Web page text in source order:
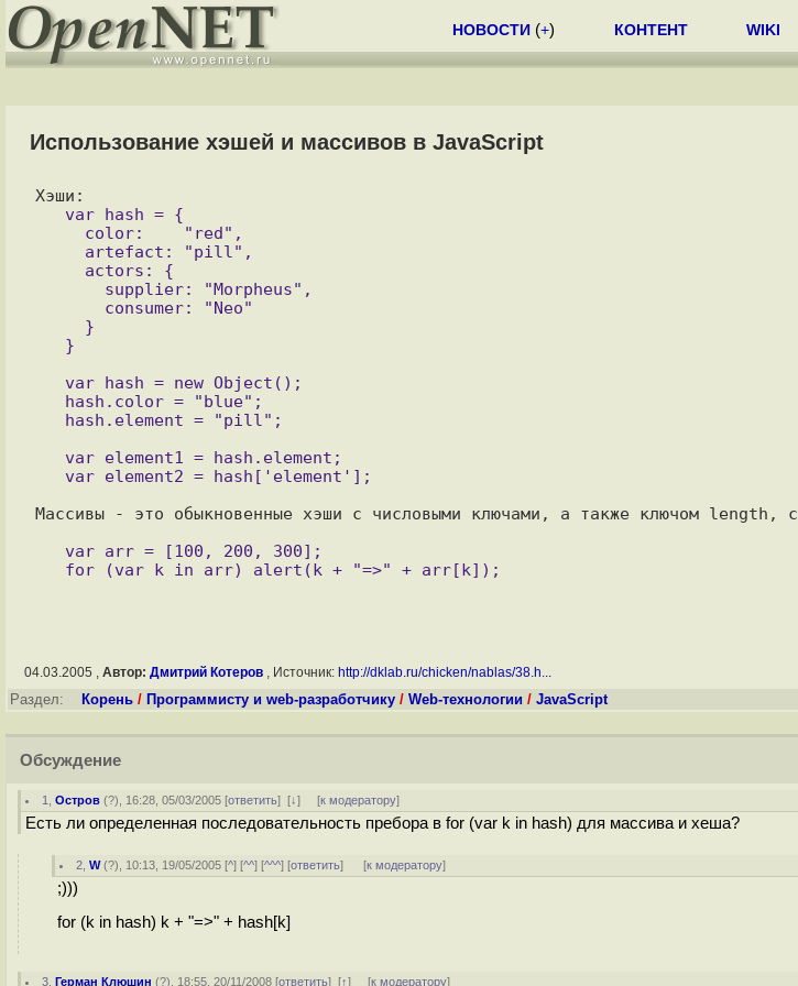
НОВОСТИ (+) КОНТЕНТ WIKI
Использование хэшей и массивов в JavaScript
Массивы - это обыкновенные хэши с числовыми ключами, а также ключом length,
04.03.2005 , Автор: Дмитрий Котеров, Источник: http://dklab.ru/chicken/nablas/38.h...
Раздел: Корень / Программисту и web-разработчику / Web-технологии / JavaScript
Обсуждение
1 ,Остров (?), 16:28, 05/03/2005 [ответить][↓] [к модератору]
Есть ли определенная последовательность пребора в for (var k in hash) для массива и хеша?
2 ,W(?), 10:13, 19/05/2005 [^] [^^] [^^^] [ответить] [к модератору]
;)))
for (k in hash) k + "=>" + hash[k]
3 ,Герман Клюшин (?), 18:55, 20/11/2008 [ответить][↑] [к модератору]